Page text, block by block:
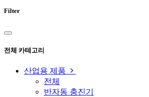
Filter
전체 카테고리
산업용 제품
전체
반자동 충진기